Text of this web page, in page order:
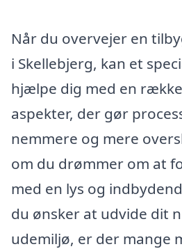
Når du overvejer en
i Skellebjerg, kan et
hjælpe dig med en
aspekter, der gør
nemmere og mere
om du drømmer om at
med en lys og
du ønsker at udvide dit
udemiljø, er der mange